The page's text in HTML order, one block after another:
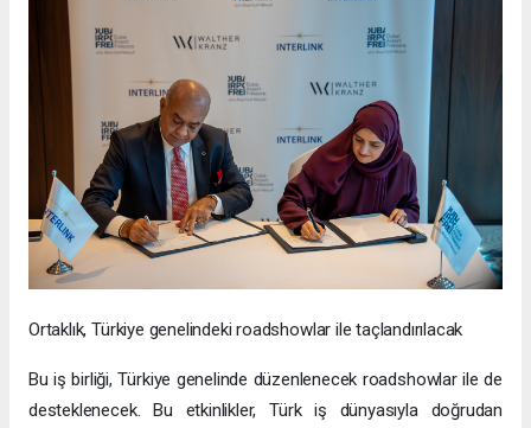
Ortaklık, Türkiye genelindeki roadshowlar ile taçlandırılacak
Bu iş birliği, Türkiye genelinde düzenlenecek roadshowlar ile de
desteklenecek. Bu etkinlikler, Türk iş dünyasıyla doğrudan